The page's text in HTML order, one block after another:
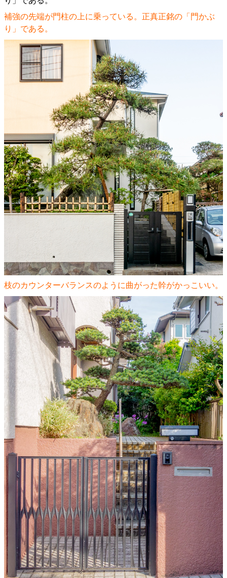
補強の先端が門柱の上に乗っている。正真正銘の「門かぶ
り」である。
枝のカウンターバランスのように曲がった幹がかっこいい。